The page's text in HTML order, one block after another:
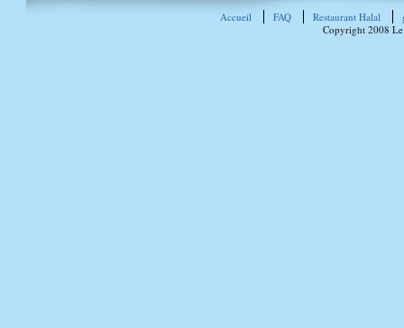
Accueil FAQ Restaurant Halal
Copyright 2008